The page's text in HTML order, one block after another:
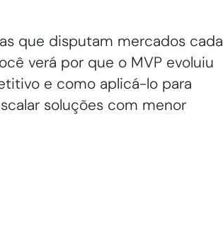
que disputam mercados cada
verá por que o MVP evoluiu
e como aplicá-lo para
soluções com menor